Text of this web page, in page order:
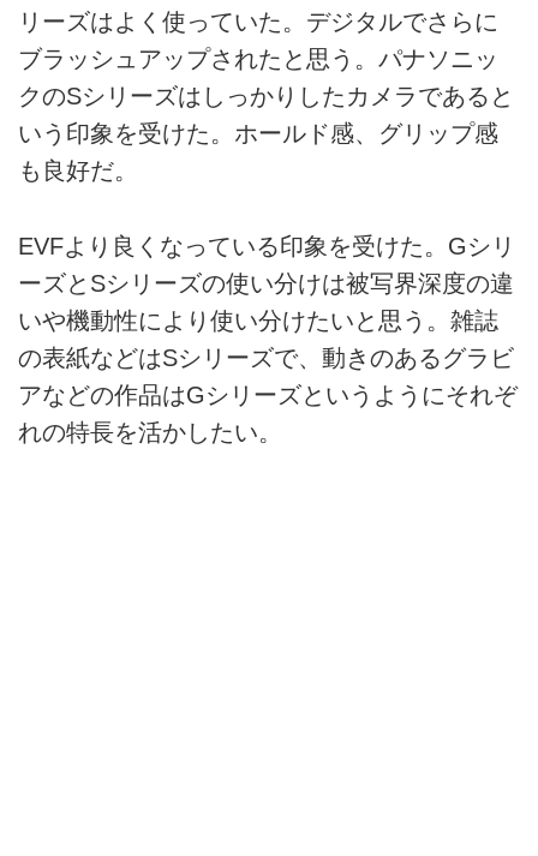
リーズはよく使っていた。デジタルでさらに
ブラッシュアップされたと思う。パナソニッ
クのSシリーズはしっかりしたカメラであると
いう印象を受けた。ホールド感、グリップ感
も良好だ。
EVFより良くなっている印象を受けた。Gシリ
ーズとSシリーズの使い分けは被写界深度の違
いや機動性により使い分けたいと思う。雑誌
の表紙などはSシリーズで、動きのあるグラビ
アなどの作品はGシリーズというようにそれぞ
れの特長を活かしたい。